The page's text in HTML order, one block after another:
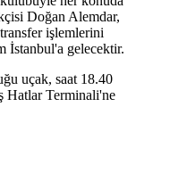
Doğan Alemdar,
işlemlerini
İstanbul'a gelecektir.
uçak, saat 18.40
Hatlar Terminali'ne